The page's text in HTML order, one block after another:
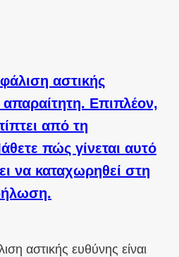
αστικής
απαραίτητη. Επιπλέον,
από τη
πώς γίνεται αυτό
να καταχωρηθεί στη
αστικής ευθύνης είναι